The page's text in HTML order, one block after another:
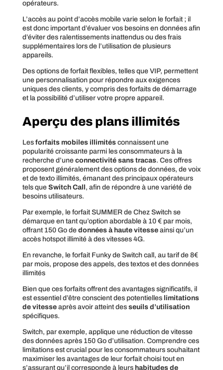
opérateurs.
L’accès au point d’accès mobile varie selon le forfait ; il
est donc important d’évaluer vos besoins en données afin
d’éviter des ralentissements inattendus ou des frais
supplémentaires lors de l’utilisation de plusieurs
appareils.
Des options de forfait flexibles, telles que VIP, permettent
une personnalisation pour répondre aux exigences
uniques des clients, y compris des forfaits de démarrage
et la possibilité d’utiliser votre propre appareil.
Aperçu des plans illimités
Les forfaits mobiles illimitésconnaissent une
popularité croissante parmi les consommateurs à la
recherche d’une connectivité sans tracas. Ces offres
proposent généralement des options de données, de voix
et de texto illimités, émanant des principaux opérateurs
tels que Switch Call, afin de répondre à une variété de
besoins utilisateurs.
Par exemple, le forfait SUMMER de Chez Switch se
démarque en tant qu’option abordable à 10 € par mois,
offrant 150 Go de données à haute vitesseainsi qu’un
accès hotspot illimité à des vitesses 4G.
En revanche, le forfait Funky de Switch call, au tarif de 8€
par mois, propose des appels, des textos et des données
illimités
Bien que ces forfaits offrent des avantages significatifs, il
est essentiel d’être conscient des potentielles limitations
de vitesseaprès avoir atteint des seuils d’utilisation
spécifiques.
Switch, par exemple, applique une réduction de vitesse
des données après 150 Go d’utilisation. Comprendre ces
limitations est crucial pour les consommateurs souhaitant
maximiser les avantages de leur forfait choisi tout en
s’assurant qu’il corresponde à leurs habitudes de